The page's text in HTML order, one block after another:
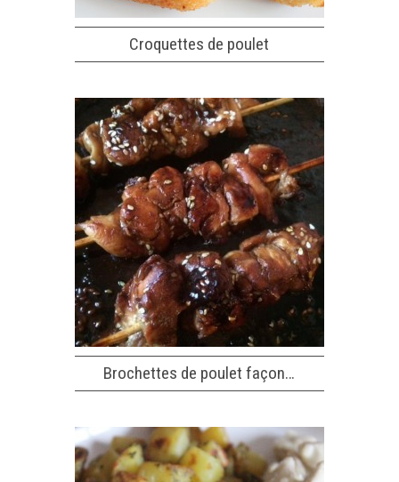
Croquettes de poulet
Brochettes de poulet façon…